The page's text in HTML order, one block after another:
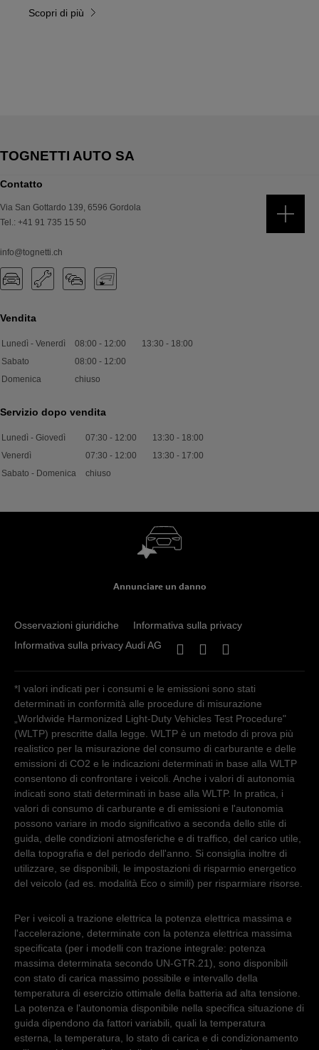
Scopri di più
Contatto
Via San Gottardo 139 6596 Gordola
Tel. : +41 91 735 15 50
info@tognetti.ch
Vendita
Lunedì - Venerdì 08:00 - 12:00 13:30 - 18:00
Sabato
08:00 - 12:00
Domenica
chiuso
Servizio dopo vendita
Lunedì - Giovedì 07:30 - 12:00 13:30 - 18:00
Venerdì
07:30 - 12:00 13:30 - 17:00
Sabato - Domenica
chiuso
Annunciare un danno
Osservazioni giuridiche
Informativa sulla privacy
Informativa sulla privacy Audi AG
*I valori indicati per i consumi e le emissioni sono stati
determinati in conformità alle procedure di misurazione
„Worldwide Harmonized Light-Duty Vehicles Test Procedure"
(WLTP) prescritte dalla legge. WLTP è un metodo di prova più
realistico per la misurazione del consumo di carburante e delle
emissioni di CO2 e le indicazioni determinati in base alla WLTP
consentono di confrontare i veicoli. Anche i valori di autonomia
indicati sono stati determinati in base alla WLTP. In pratica, i
valori di consumo di carburante e di emissioni e l'autonomia
possono variare in modo significativo a seconda dello stile di
guida, delle condizioni atmosferiche e di traffico, del carico utile,
della topografia e del periodo dell'anno. Si consiglia inoltre di
utilizzare, se disponibili, le impostazioni di risparmio energetico
del veicolo (ad es. modalità Eco o simili) per risparmiare risorse.
Per i veicoli a trazione elettrica la potenza elettrica massima e
l'accelerazione, determinate con la potenza elettrica massima
specificata (per i modelli con trazione integrale: potenza
massima determinata secondo UN-GTR.21), sono disponibili
con stato di carica massimo possibile e intervallo della
temperatura di esercizio ottimale della batteria ad alta tensione.
La potenza e l'autonomia disponibile nella specifica situazione di
guida dipendono da fattori variabili, quali la temperatura
esterna, la temperatura, lo stato di carica e di condizionamento